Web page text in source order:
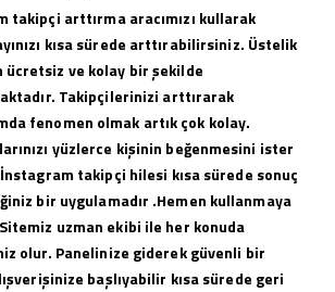
takipçi arttırma aracımızı kullarak
kısa sürede arttırabilirsiniz. Üstelik
ücretsiz ve kolay bir şekilde
Takipçilerinizi arttırarak
fenomen olmak artık çok kolay.
yüzlerce kişinin beğenmesini ister
takipçi hilesi kısa sürede sonuç
bir uygulamadır .Hemen kullanmaya
uzman ekibi ile her konuda
olur. Panelinize giderek güvenli bir
başlıyabilir kısa sürede geri